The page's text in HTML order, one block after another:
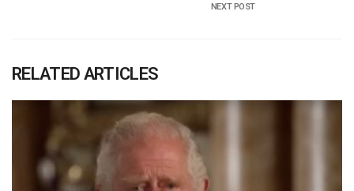
NEXT POST
RELATED ARTICLES